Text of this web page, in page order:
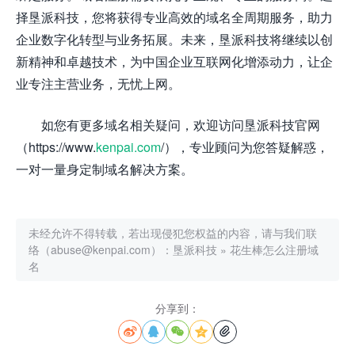
择垦派科技，您将获得专业高效的域名全周期服务，助力
企业数字化转型与业务拓展。未来，垦派科技将继续以创
新精神和卓越技术，为中国企业互联网化增添动力，让企
业专注主营业务，无忧上网。
如您有更多域名相关疑问，欢迎访问垦派科技官网
（https://www.kenpai.com/），专业顾问为您答疑解惑，
一对一量身定制域名解决方案。
未经允许不得转载，若出现侵犯您权益的内容，请与我们联
络（abuse@kenpai.com）： 垦派科技 » 花生棒怎么注册域
名
分享到：
    